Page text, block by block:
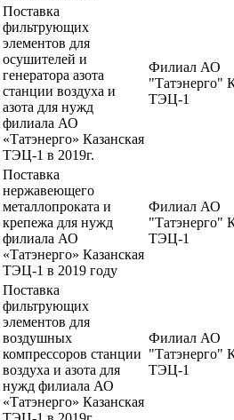
Поставка
фильтрующих
элементов для
осушителей и
генератора азота
станции воздуха и
азота для нужд
филиала АО
«Татэнерго» Казанская
ТЭЦ-1 в 2019г.
Филиал АО
"Татэнерго"
ТЭЦ-1
Поставка
нержавеющего
металлопроката и
крепежа для нужд
филиала АО
«Татэнерго» Казанская
ТЭЦ-1 в 2019 году
Филиал АО
"Татэнерго"
ТЭЦ-1
Поставка
фильтрующих
элементов для
воздушных
компрессоров станции
воздуха и азота для
нужд филиала АО
«Татэнерго» Казанская
Филиал АО
"Татэнерго"
ТЭЦ-1